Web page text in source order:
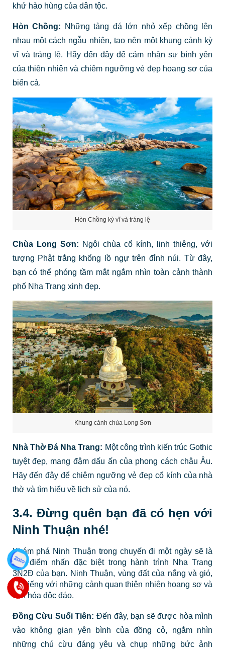
khứ hào hùng của dân tộc.
Hòn Chồng: Những tảng đá lớn nhỏ xếp chồng lên
nhau một cách ngẫu nhiên, tạo nên một khung cảnh kỳ
vĩ và tráng lệ. Hãy đến đây để cảm nhận sự bình yên
của thiên nhiên và chiêm ngưỡng vẻ đẹp hoang sơ của
biển cả.
Hòn Chồng kỳ vĩ và tráng lệ
Chùa Long Sơn: Ngôi chùa cổ kính, linh thiêng, với
tượng Phật trắng khổng lồ ngự trên đỉnh núi. Từ đây,
bạn có thể phóng tầm mắt ngắm nhìn toàn cảnh thành
phố Nha Trang xinh đẹp.
Khung cảnh chùa Long Sơn
Nhà Thờ Đá Nha Trang: Một công trình kiến trúc Gothic
tuyệt đẹp, mang đậm dấu ấn của phong cách châu Âu.
Hãy đến đây để chiêm ngưỡng vẻ đẹp cổ kính của nhà
thờ và tìm hiểu về lịch sử của nó.
3.4. Đừng quên bạn đã có hẹn với
Ninh Thuận nhé!
Khám phá Ninh Thuận trong chuyến đi một ngày sẽ là
một điểm nhấn đặc biệt trong hành trình Nha Trang
3N2Đ của bạn. Ninh Thuận, vùng đất của nắng và gió,
nổi tiếng với những cảnh quan thiên nhiên hoang sơ và
văn hóa độc đáo.
Đồng Cừu Suối Tiên: Đến đây, bạn sẽ được hòa mình
vào không gian yên bình của đồng cỏ, ngắm nhìn
những chú cừu đáng yêu và chụp những bức ảnh